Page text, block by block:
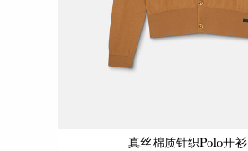
真丝棉质针织Polo开衫